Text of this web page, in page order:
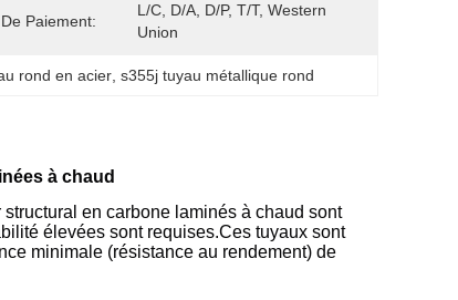
Paiement:
L/C, D/A, D/P, T/T, Western
Union
rond en acier , s355j tuyau métallique rond
à chaud
en carbone laminés à chaud sont
élevées sont requises.Ces tuyaux sont
minimale (résistance au rendement) de